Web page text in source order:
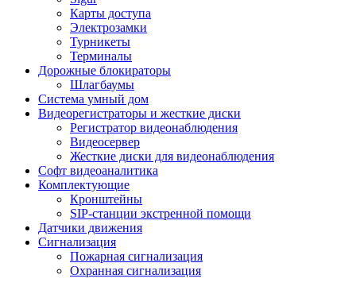
Карты доступа
Электрозамки
Турникеты
Терминалы
Дорожные блокираторы
Шлагбаумы
Cистема умный дом
Видеорегистраторы и жесткие диски
Регистратор видеонаблюдения
Видеосервер
Жесткие диски для видеонаблюдения
Софт видеоаналитика
Комплектующие
Кронштейны
SIP-станции экстренной помощи
Датчики движения
Сигнализация
Пожарная сигнализация
Охранная сигнализация